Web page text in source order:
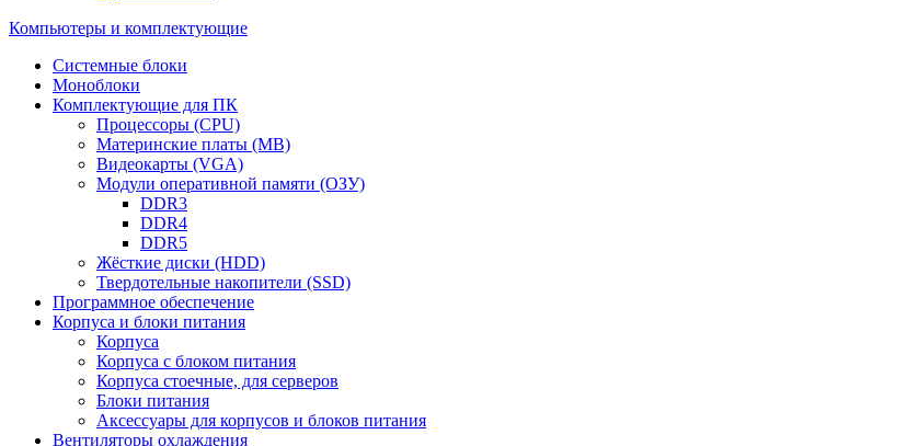
Компьютеры и комплектующие
Системные блоки
Моноблоки
Комплектующие для ПК
Процессоры (CPU)
Материнские платы (MB)
Видеокарты (VGA)
Модули оперативной памяти (ОЗУ)
DDR3
DDR4
DDR5
Жёсткие диски (HDD)
Твердотельные накопители (SSD)
Программное обеспечение
Корпуса и блоки питания
Корпуса
Корпуса с блоком питания
Корпуса стоечные, для серверов
Блоки питания
Аксессуары для корпусов и блоков питания
Вентиляторы охлаждения